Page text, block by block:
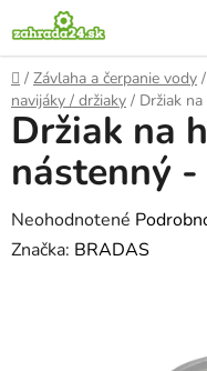
na
obsah
Domov
/ Závlaha a čerpanie vody /
navijáky / držiaky / Držiak
Držiak na
nástenný
Priemerné
hodnotenie
Neohodnotené
Značka: BRADAS